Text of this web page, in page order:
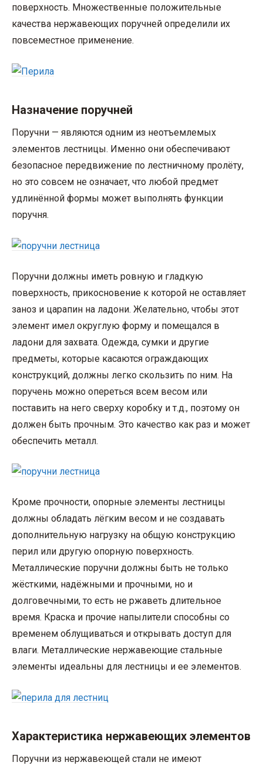
поверхность. Множественные положительные
качества нержавеющих поручней определили их
повсеместное применение.
Назначение поручней
Поручни — являются одним из неотъемлемых
элементов лестницы. Именно они обеспечивают
безопасное передвижение по лестничному пролёту,
но это совсем не означает, что любой предмет
удлинённой формы может выполнять функции
поручня.
Поручни должны иметь ровную и гладкую
поверхность, прикосновение к которой не оставляет
заноз и царапин на ладони. Желательно, чтобы этот
элемент имел округлую форму и помещался в
ладони для захвата. Одежда, сумки и другие
предметы, которые касаются ограждающих
конструкций, должны легко скользить по ним. На
поручень можно опереться всем весом или
поставить на него сверху коробку и т.д., поэтому он
должен быть прочным. Это качество как раз и может
обеспечить металл.
Кроме прочности, опорные элементы лестницы
должны обладать лёгким весом и не создавать
дополнительную нагрузку на общую конструкцию
перил или другую опорную поверхность.
Металлические поручни должны быть не только
жёсткими, надёжными и прочными, но и
долговечными, то есть не ржаветь длительное
время. Краска и прочие напылители способны со
временем облущиваться и открывать доступ для
влаги. Металлические нержавеющие стальные
элементы идеальны для лестницы и ее элементов.
Характеристика нержавеющих элементов
Поручни из нержавеющей стали не имеют